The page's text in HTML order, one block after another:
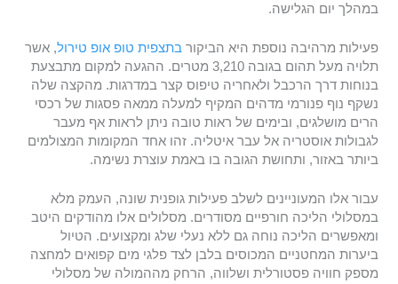
במהלך יום הגלישה.
פעילות מרהיבה נוספת היא הביקור בתצפית טופ אופ טירול, אשר
תלויה מעל תהום בגובה 3,210 מטרים. ההגעה למקום מתבצעת
בנוחות דרך הרכבל ולאחריה טיפוס קצר במדרגות. מהקצה שלה
נשקף נוף פנורמי מדהים המקיף למעלה ממאה פסגות של רכסי
הרים מושלגים, ובימים של ראות טובה ניתן לראות אף מעבר
לגבולות אוסטריה אל עבר איטליה. זהו אחד המקומות המצולמים
ביותר באזור, ותחושת הגובה בו באמת עוצרת נשימה.
עבור אלו המעוניינים לשלב פעילות גופנית שונה, העמק מלא
במסלולי הליכה חורפיים מסודרים. מסלולים אלו מהודקים היטב
ומאפשרים הליכה נוחה גם ללא נעלי שלג ומקצועים. הטיול
ביערות המחטניים המכוסים בלבן לצד פלגי מים קפואים למחצה
מספק חוויה פסטורלית ושלווה, הרחק מההמולה של מסלולי